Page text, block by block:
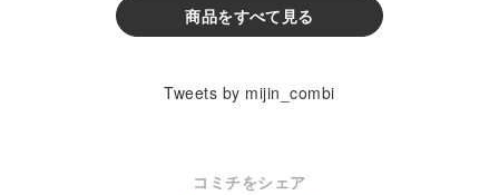
商品をすべて見る
Tweets by mijin_combi
コミチをシェア